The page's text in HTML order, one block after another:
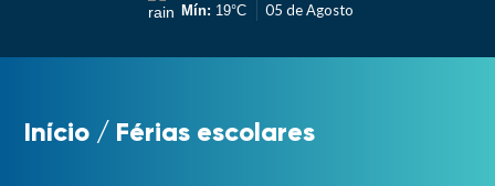
Mín: 19°C
05 de Agosto
Início / Férias escolares